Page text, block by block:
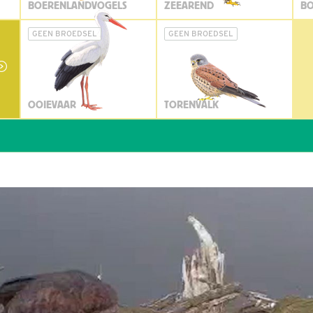
BOERENLANDVOGELS ZEEAREND
GEEN BROEDSEL
OOIEVAAR
GEEN BROEDSEL
TORENVALK